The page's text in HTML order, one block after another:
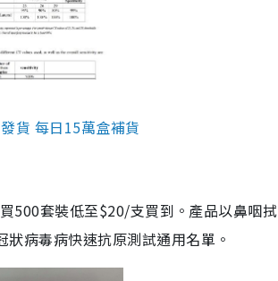
貨 每日15萬盒補貨
500套裝低至$20/支買到。產品以鼻咽
病毒病快速抗原測試通用名單。